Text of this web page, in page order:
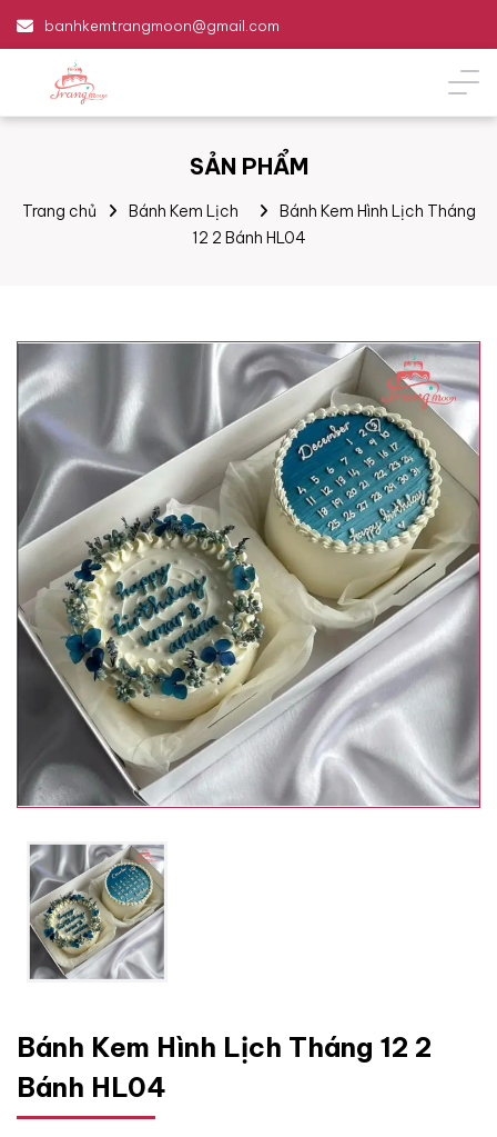
banhkemtrangmoon@gmail.com
SẢN PHẨM
Trang chủ Bánh Kem Lịch
Bánh Kem Hình Lịch Tháng
12 2 Bánh HL04
Bánh Kem Hình Lịch Tháng 12 2
Bánh HL04